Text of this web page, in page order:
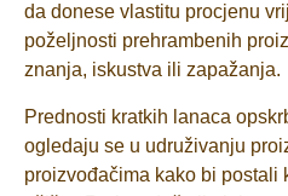
da donese vlastitu procjenu
poželjnosti prehrambenih
znanja, iskustva ili zapažanja.
Prednosti kratkih lanaca
ogledaju se u udruživanju
proizvođačima kako bi postali